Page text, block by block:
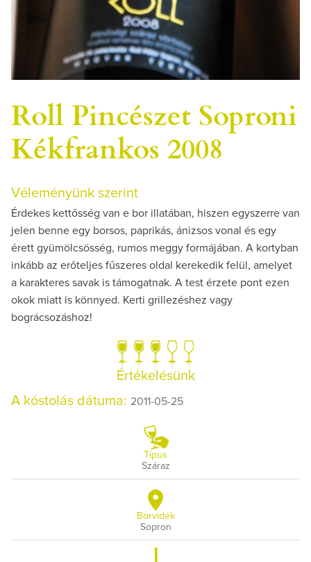
Roll Pincészet Soproni
Kékfrankos 2008
Véleményünk szerint
Érdekes kettősség van e bor illatában, hiszen egyszerre van
jelen benne egy borsos, paprikás, ánizsos vonal és egy
érett gyümölcsösség, rumos meggy formájában. A kortyban
inkább az erőteljes fűszeres oldal kerekedik felül, amelyet
a karakteres savak is támogatnak. A test érzete pont ezen
okok miatt is könnyed. Kerti grillezéshez vagy
bográcsozáshoz!
Értékelésünk
A kóstolás dátuma: 2011-05-25
Típus
Száraz
Borvidék
Sopron